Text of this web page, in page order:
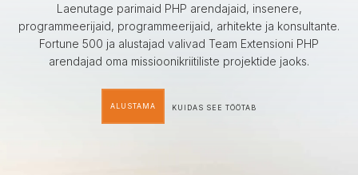
Laenutage parimaid PHP arendajaid, insenere,
programmeerijaid, programmeerijaid, arhitekte ja konsultante.
Fortune 500 ja alustajad valivad Team Extensioni PHP
arendajad oma missioonikriitiliste projektide jaoks.
ALUSTAMA KUIDAS SEE TÖÖTAB